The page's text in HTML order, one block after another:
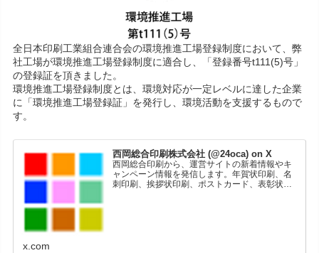
全日本印刷工業組合連合会の環境推進工場登録制度において、弊
社工場が環境推進工場登録制度に適合し、「登録番号t111(5)号」
の登録証を頂きました。
環境推進工場登録制度とは、環境対応が一定レベルに達した企業
に「環境推進工場登録証」を発行し、環境活動を支援するもので
す。
西岡総合印刷株式会社 (@24oca) on X
西岡総合印刷から、運営サイトの新着情報やキ
ャンペーン情報を発信します。年賀状印刷、名
刺印刷、挨拶状印刷、ポストカード、表彰状印
x.com